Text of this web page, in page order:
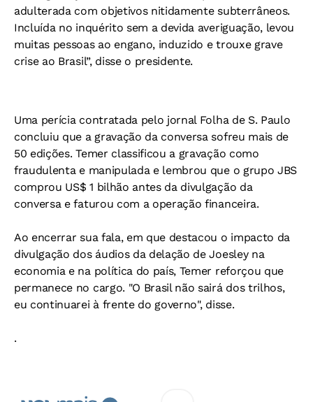
adulterada com objetivos nitidamente subterrâneos.
Incluída no inquérito sem a devida averiguação, levou
muitas pessoas ao engano, induzido e trouxe grave
crise ao Brasil”, disse o presidente.
Uma perícia contratada pelo jornal Folha de S. Paulo
concluiu que a gravação da conversa sofreu mais de
50 edições. Temer classificou a gravação como
fraudulenta e manipulada e lembrou que o grupo JBS
comprou US$ 1 bilhão antes da divulgação da
conversa e faturou com a operação financeira.
Ao encerrar sua fala, em que destacou o impacto da
divulgação dos áudios da delação de Joesley na
economia e na política do país, Temer reforçou que
permanece no cargo. "O Brasil não sairá dos trilhos,
eu continuarei à frente do governo", disse.
.